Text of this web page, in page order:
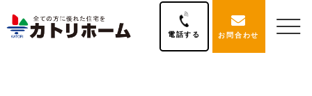
電話する お問合わせ